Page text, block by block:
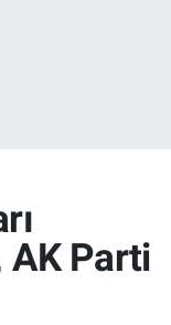
AK Parti